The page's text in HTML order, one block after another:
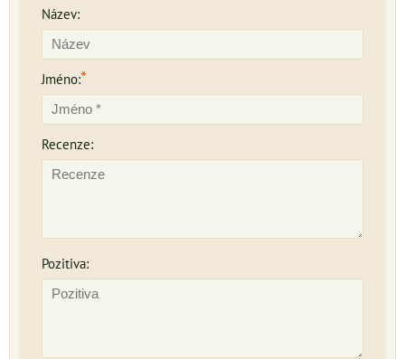
Název:
Jméno:*
Recenze:
Pozitiva: